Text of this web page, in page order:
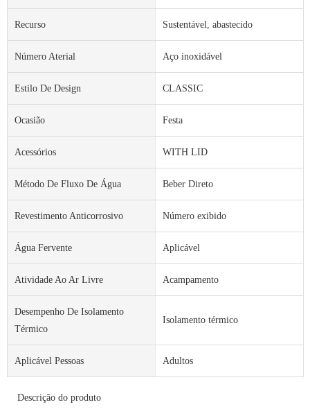
Recurso Sustentável, abastecido
Número Aterial Aço inoxidável
Estilo De Design CLASSIC
Ocasião Festa
Acessórios WITH LID
Método De Fluxo De Água Beber Direto
Revestimento Anticorrosivo Número exibido
Água Fervente Aplicável
Atividade Ao Ar Livre Acampamento
Desempenho De Isolamento
Térmico
Isolamento térmico
Aplicável Pessoas Adultos
Descrição do produto